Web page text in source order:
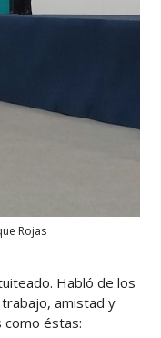
Rojas
Habló de los
amistad y
como éstas: